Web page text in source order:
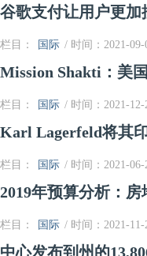
谷歌支付让用户更加
栏目： 国际 / 时间：2021-09-
Mission Shakti：美
栏目： 国际 / 时间：2021-12-
Karl Lagerfeld将其
栏目： 国际 / 时间：2021-06-
2019年预算分析：
栏目： 国际 / 时间：2021-11-
中心发布到州的